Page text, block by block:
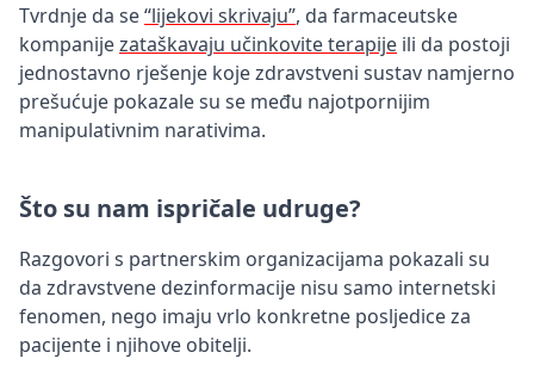
Tvrdnje da se“lijekovi skrivaju”, da farmaceutske
kompanijezataškavaju učinkovite terapije ili da postoji
jednostavno rješenje koje zdravstveni sustav namjerno
prešućuje pokazale su se među najotpornijim
manipulativnim narativima.
Što su nam ispričale udruge?
Razgovori s partnerskim organizacijama pokazali su
da zdravstvene dezinformacije nisu samo internetski
fenomen, nego imaju vrlo konkretne posljedice za
pacijente i njihove obitelji.